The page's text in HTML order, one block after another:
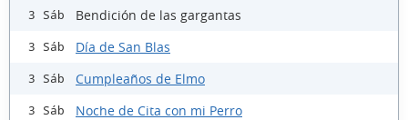
3 Sáb Bendición de las gargantas
3 Sáb Día de San Blas
3 Sáb Cumpleaños de Elmo
3 Sáb Noche de Cita con mi Perro